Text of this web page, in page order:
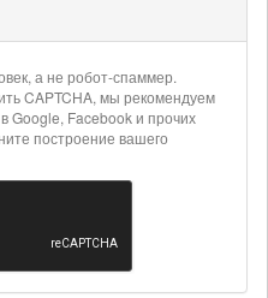
а не робот-спаммер.
CAPTCHA, мы рекомендуем
Google, Facebook и прочих
построение вашего